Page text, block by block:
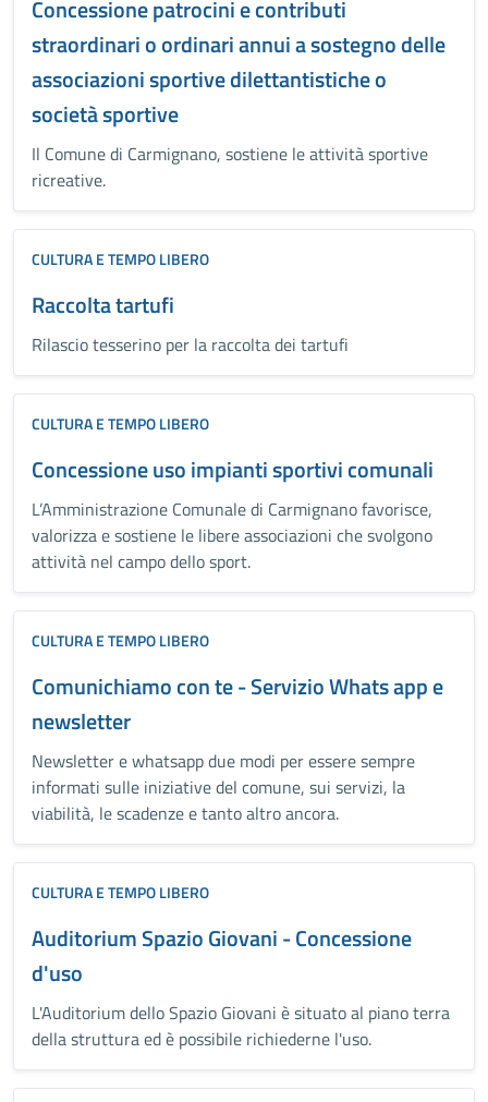
Concessione patrocini e contributi
straordinari o ordinari annui a sostegno delle
associazioni sportive dilettantistiche o
società sportive
Il Comune di Carmignano, sostiene le attività sportive
ricreative.
CULTURA E TEMPO LIBERO
Raccolta tartufi
Rilascio tesserino per la raccolta dei tartufi
CULTURA E TEMPO LIBERO
Concessione uso impianti sportivi comunali
L’Amministrazione Comunale di Carmignano favorisce,
valorizza e sostiene le libere associazioni che svolgono
attività nel campo dello sport.
CULTURA E TEMPO LIBERO
Comunichiamo con te - Servizio Whats app e
newsletter
Newsletter e whatsapp due modi per essere sempre
informati sulle iniziative del comune, sui servizi, la
viabilità, le scadenze e tanto altro ancora.
CULTURA E TEMPO LIBERO
Auditorium Spazio Giovani - Concessione
d'uso
L'Auditorium dello Spazio Giovani è situato al piano terra
della struttura ed è possibile richiederne l'uso.